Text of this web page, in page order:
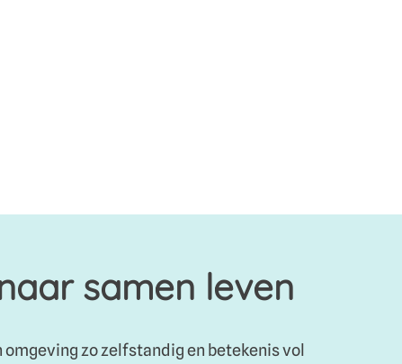
samen leven
zo zelfstandig en betekenis vol